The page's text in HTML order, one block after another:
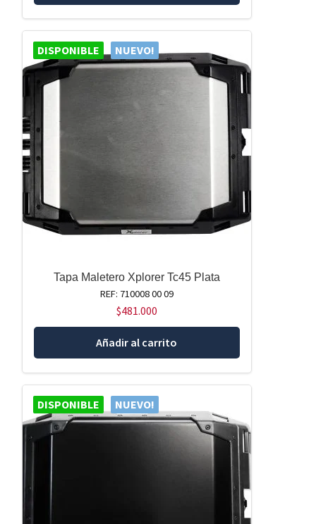
DISPONIBLE NUEVO!
Tapa Maletero Xplorer Tc45 Plata
REF: 710008 00 09
$481.000
Añadir al carrito
DISPONIBLE NUEVO!